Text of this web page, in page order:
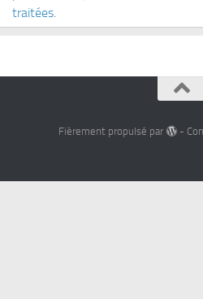
traitées.
Fièrement propulsé par -